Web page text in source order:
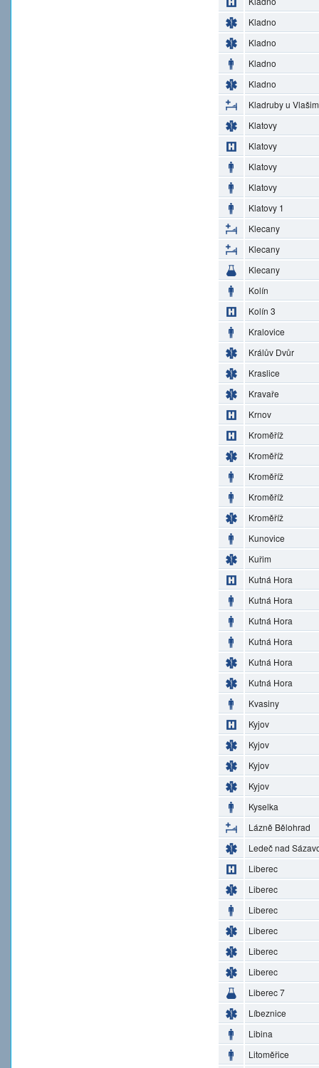
Kladno
Kladno
Kladno
Kladno
Kladruby u
Klatovy
Klatovy
Klatovy
Klatovy
Klatovy 1
Klecany
Klecany
Klecany
Kolín
Kolín 3
Kralovice
Králův Dvůr
Kraslice
Kravaře
Krnov
Kroměříž
Kroměříž
Kroměříž
Kroměříž
Kroměříž
Kunovice
Kuřim
Kutná Hora
Kutná Hora
Kutná Hora
Kutná Hora
Kutná Hora
Kutná Hora
Kvasiny
Kyjov
Kyjov
Kyjov
Kyjov
Kyselka
Lázně Bělohrad
Ledeč nad
Liberec
Liberec
Liberec
Liberec
Liberec
Liberec
Liberec 7
Líbeznice
Libina
Litoměřice